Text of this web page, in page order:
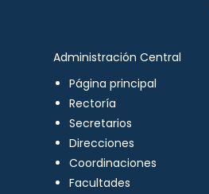
Administración Central
Página principal
Rectoría
Secretarios
Direcciones
Coordinaciones
Facultades